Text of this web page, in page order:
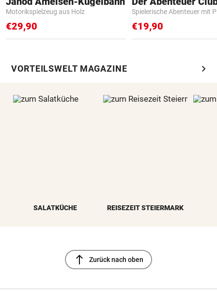
Motorikspielzeug aus Holz
€29,90
Spielerische Abenteuer mit
€19,90
VORTEILSWELT MAGAZINE chevron_right
SALATKÜCHE REISEZEIT STEIERMARK
north Zurück nach oben